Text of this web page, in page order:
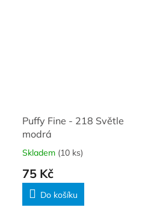
Puffy Fine - 218 Světle
modrá
Skladem (10 ks)
75 Kč
Do košíku